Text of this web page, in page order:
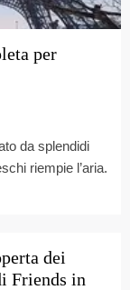
per
da splendidi
riempie l’aria.
dei
Friends in